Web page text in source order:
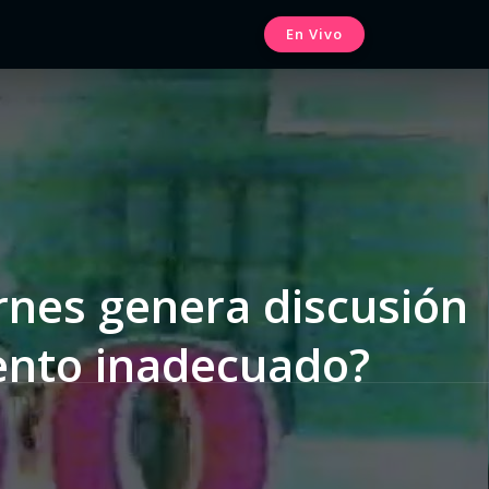
En Vivo
genera discusión
inadecuado?